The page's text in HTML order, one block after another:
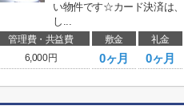
い物件です☆カード決済は
し...
管理費・共益費 敷金 礼金
6,000円 0ヶ月 0ヶ月